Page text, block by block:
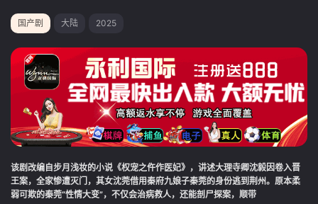
国产剧 大陆 2025
该剧改编自步月浅妆的小说《权宠之仵作医妃》，讲述大理寺卿沈毅因卷入晋
王案，全家惨遭灭门，其女沈莞借用秦府九娘子秦莞的身份逃到荆州。原本柔
弱可欺的秦莞“性情大变”，不仅会治病救人，还能剖尸探案，顺带